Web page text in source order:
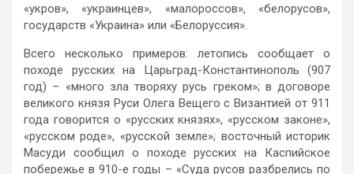
«укров», «украинцев», «малороссов», «белорусов»,
государств «Украина» или «Белоруссия».
Всего несколько примеров: летопись сообщает о
походе русских на Царьград-Константинополь (907
год) – «много зла творяху русь греком»; в договоре
великого князя Руси Олега Вещего с Византией от 911
года говорится о «русских князях», «русском законе»,
«русском роде», «русской земле»; восточный историк
Масуди сообщил о походе русских на Каспийское
побережье в 910-е годы – «Суда русов разбрелись по